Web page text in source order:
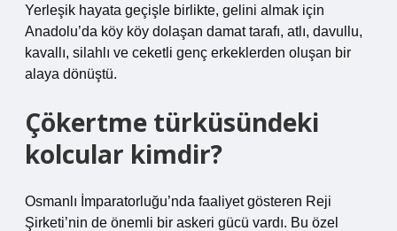
Yerleşik hayata geçişle birlikte, gelini almak için
Anadolu’da köy köy dolaşan damat tarafı, atlı, davullu,
kavallı, silahlı ve ceketli genç erkeklerden oluşan bir
alaya dönüştü.
Çökertme türküsündeki
kolcular kimdir?
Osmanlı İmparatorluğu’nda faaliyet gösteren Reji
Şirketi’nin de önemli bir askeri gücü vardı. Bu özel